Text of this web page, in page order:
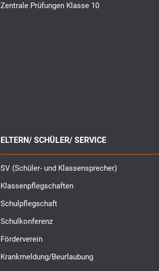
Zentrale Prüfungen Klasse 10
ELTERN/ SCHÜLER/ SERVICE
SV (Schüler- und Klassensprecher)
Klassenpflegschaften
Schulpflegschaft
Schulkonferenz
Förderverein
Krankmeldung/Beurlaubung